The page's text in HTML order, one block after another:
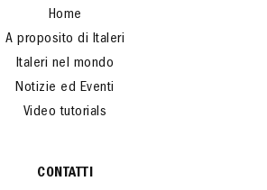
Home
A proposito di Italeri
Italeri nel mondo
Notizie ed Eventi
Video tutorials
CONTATTI